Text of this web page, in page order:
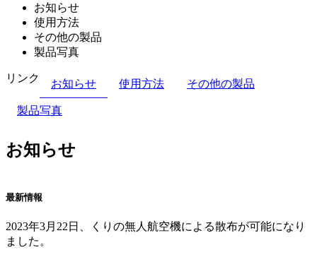
お知らせ
使用方法
その他の製品
製品写真
リンク お知らせ 使用方法 その他の製品
製品写真
お知らせ
最新情報
2023年3月22日、くりの無人航空機による散布が可能になり
ました。